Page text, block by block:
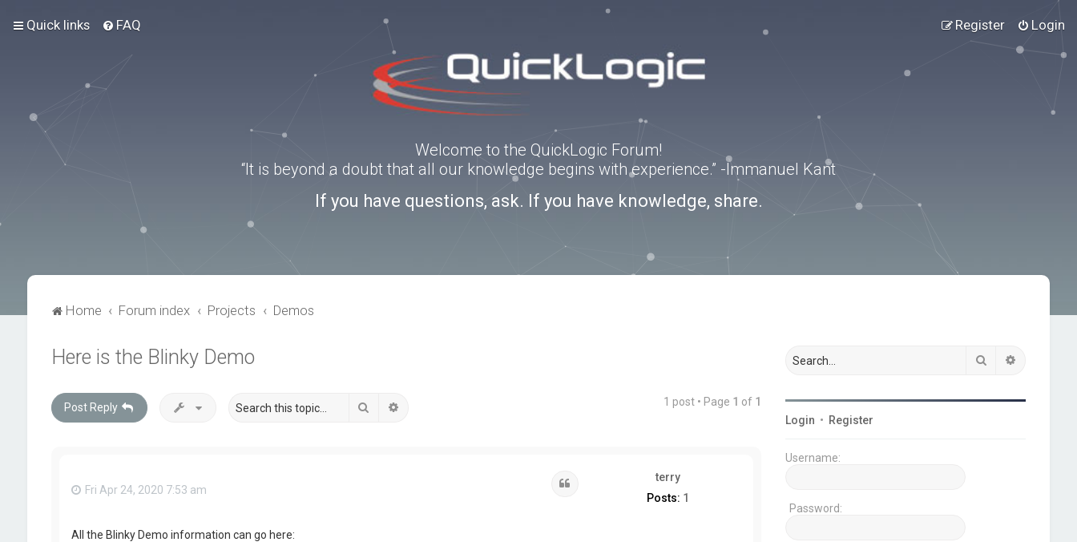
Quick links FAQ Login
Register
Welcome to the QuickLogic Forum!
“It is beyond a doubt that all our knowledge begins with experience.” -Immanuel Kant
If you have questions, ask. If you have knowledge, share.
Home Forum index Projects Demos
Here is the Blinky Demo
Post Reply Search 1 post • Page 1 of 1
terry
Posts: 1
Fri Apr 24, 2020 7:53 am
All the Blinky Demo information can go here:
Search
Login • Register
Username:
Password: